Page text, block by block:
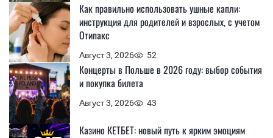
Август 3, 2026 52
Как правильно использовать ушные капли:
инструкция для родителей и взрослых, с учетом
Отипакс
Август 3, 2026 43
Концерты в Польше в 2026 году: выбор события
и покупка билета
Казино КЕТБЕТ: новый путь к ярким эмоциям